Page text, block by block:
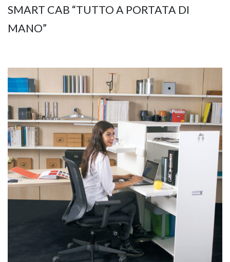
SMART CAB “TUTTO A PORTATA DI
MANO”